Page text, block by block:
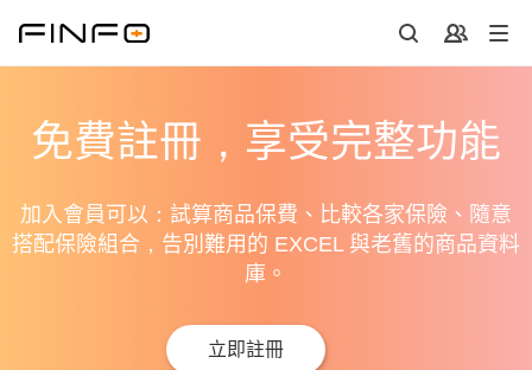
免費註冊，享受完整功能
加入會員可以：試算商品保費、比較各家保險、隨意
搭配保險組合，告別難用的 EXCEL 與老舊的商品資料
庫。
立即註冊